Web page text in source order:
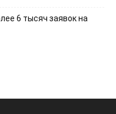
6 тысяч заявок на